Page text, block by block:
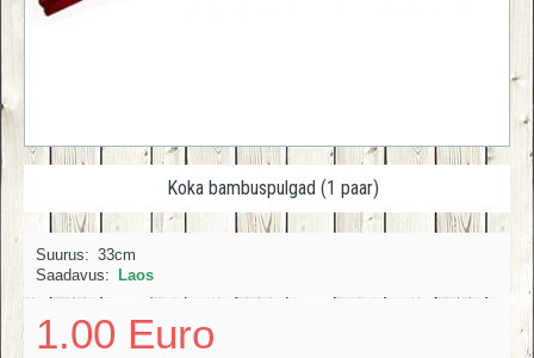
Koka bambuspulgad (1 paar)
Suurus: 33cm
Saadavus:
Laos
1.00 Euro